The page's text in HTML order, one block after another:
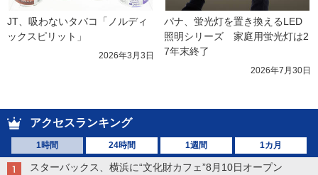
JT、吸わないタバコ「ノルディ
ックスピリット」
2026年3月3日
パナ、蛍光灯を置き換えるLED
照明シリーズ　家庭用蛍光灯は2
7年末終了
2026年7月30日
アクセスランキング
1時間 24時間 1週間 1カ月
スターバックス、横浜に“文化財カフェ”8月10日オープン